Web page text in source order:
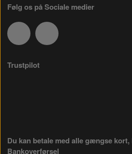
Følg os på Sociale medier
Trustpilot
Du kan betale med alle gængse kort,
Bankoverførsel